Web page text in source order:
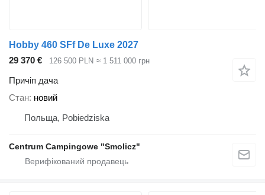
Hobby 460 SFf De Luxe 2027
29 370 €
126 500 PLN ≈ 1 511 000 грн
Причіп дача
Стан новий
Польща, Pobiedziska
Centrum Campingowe "Smolicz"